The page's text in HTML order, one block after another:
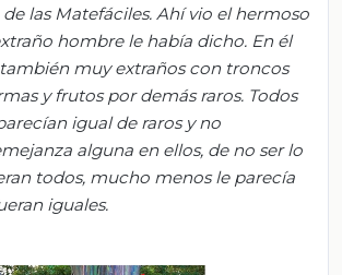
las Matefáciles. Ahí vio el hermoso
hombre le había dicho. En él
muy extraños con troncos
y frutos por demás raros. Todos
igual de raros y no
alguna en ellos, de no ser lo
todos, mucho menos le parecía
iguales.